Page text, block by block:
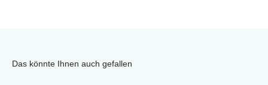
Das könnte Ihnen auch gefallen